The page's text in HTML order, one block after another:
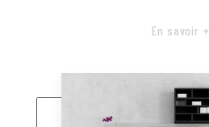
En savoir +